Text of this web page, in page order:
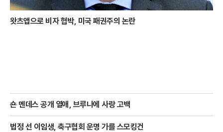
왓츠앱으로 비자 협박, 미국 패권주의 논란
숀 멘데스 공개 열애, 브루나에 사랑 고백
법정 선 이임생, 축구협회 운명 가를 스모킹건